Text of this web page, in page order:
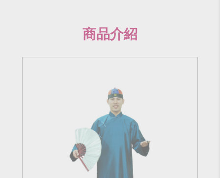
商品介紹